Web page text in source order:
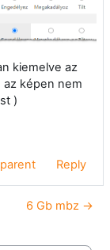
kiemelve az
képen nem
)
Reply
6 Gb mbz →